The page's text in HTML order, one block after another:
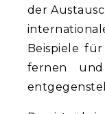
der
Beispiele
fernen und